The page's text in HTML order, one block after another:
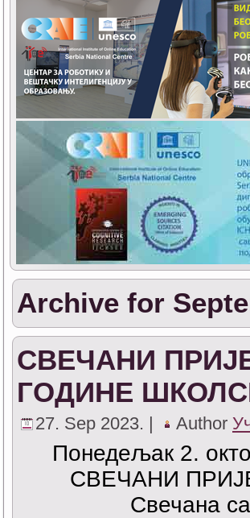
Archive for
СВЕЧАНИ
ГОДИНЕ
27. Sep 2023. | Author
Понедељак 2.
СВЕЧАНИ
Свечана